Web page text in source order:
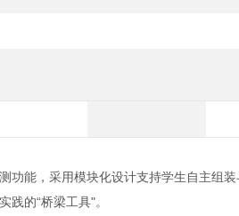
功能，采用模块化设计支持学生自主组
的“桥梁工具"。